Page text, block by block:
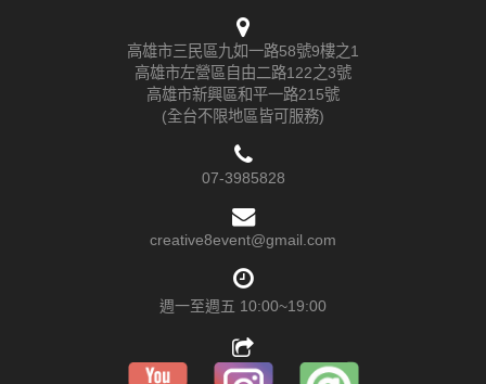
高雄市三民區九如一路58號9樓之1
高雄市左營區自由二路122之3號
高雄市新興區和平一路215號
(全台不限地區皆可服務)
07-3985828
creative8event@gmail.com
週一至週五 10:00~19:00